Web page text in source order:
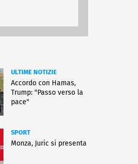
ULTIME NOTIZIE
Accordo con Hamas,
Trump: "Passo verso la
pace"
SPORT
Monza, Juric si presenta